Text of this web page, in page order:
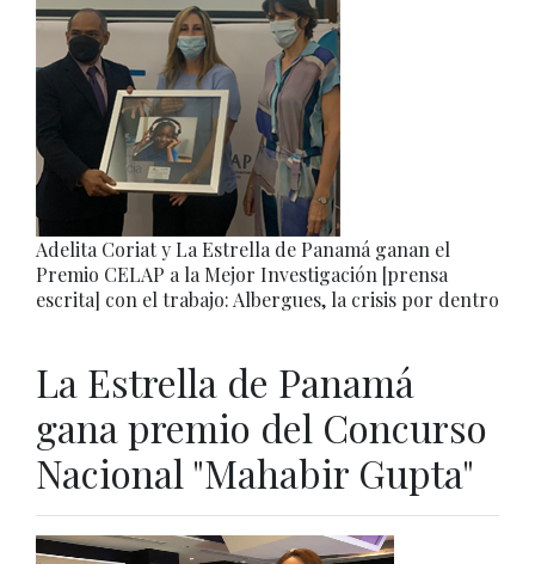
Adelita Coriat y La Estrella de Panamá ganan el
Premio CELAP a la Mejor Investigación [prensa
escrita] con el trabajo: Albergues, la crisis por dentro
La Estrella de Panamá
gana premio del Concurso
Nacional "Mahabir Gupta"